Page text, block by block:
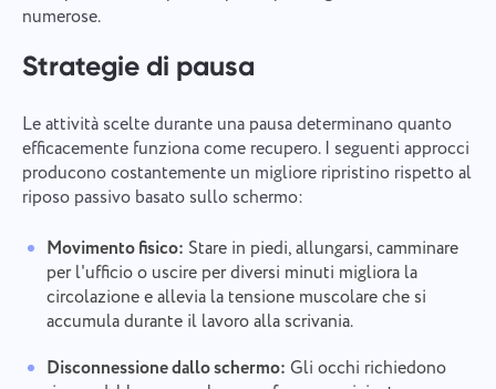
numerose.
Strategie di pausa
Le attività scelte durante una pausa determinano quanto
efficacemente funziona come recupero. I seguenti approcci
producono costantemente un migliore ripristino rispetto al
riposo passivo basato sullo schermo:
Movimento fisico: Stare in piedi, allungarsi, camminare
per l'ufficio o uscire per diversi minuti migliora la
circolazione e allevia la tensione muscolare che si
accumula durante il lavoro alla scrivania.
Disconnessione dallo schermo: Gli occhi richiedono